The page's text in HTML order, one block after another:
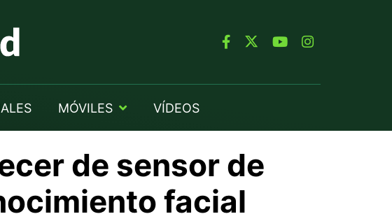
MÓVILES VÍDEOS
de sensor de
facial